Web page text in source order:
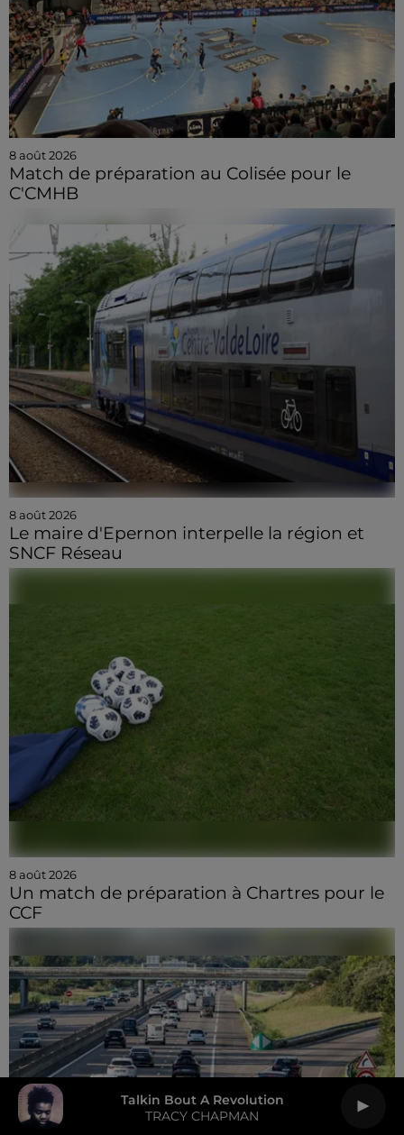
Talkin Bout A Revolution
TRACY CHAPMAN
8 août 2026
Match de préparation au Colisée pour le
C'CMHB
8 août 2026
Le maire d'Epernon interpelle la région et
SNCF Réseau
8 août 2026
Un match de préparation à Chartres pour le
CCF